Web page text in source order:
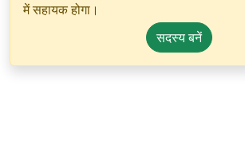
में सहायक होगा।
सदस्य बनें